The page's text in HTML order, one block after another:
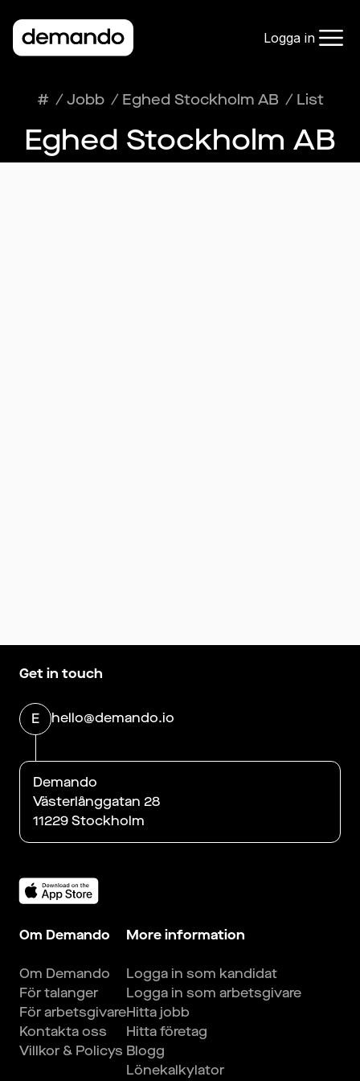
Logga in
# /Jobb / Eghed Stockholm AB / List
Eghed Stockholm AB
Get in touch
E hello@demando.io
Demando
Västerlånggatan 28
11229 Stockholm
Om Demando
Om Demando
För talanger
För arbetsgivare
Kontakta oss
Villkor & Policys
More information
Logga in som kandidat
Logga in som arbetsgivare
Hitta jobb
Hitta företag
Blogg
Lönekalkylator